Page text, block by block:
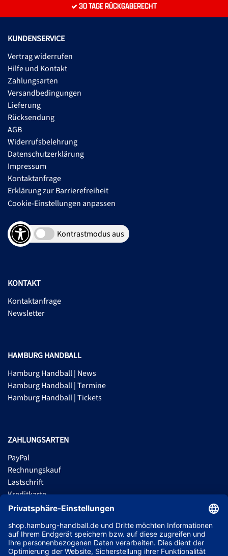
30 TAGE RÜCKGABERECHT
KUNDENSERVICE
Vertrag widerrufen
Hilfe und Kontakt
Zahlungsarten
Versandbedingungen
Lieferung
Rücksendung
AGB
Widerrufsbelehrung
Datenschutzerklärung
Impressum
Kontaktanfrage
Erklärung zur Barrierefreiheit
Cookie-Einstellungen anpassen
Kontrastmodus aus
KONTAKT
Kontaktanfrage
Newsletter
HAMBURG HANDBALL
Hamburg Handball | News
Hamburg Handball | Termine
Hamburg Handball | Tickets
ZAHLUNGSARTEN
PayPal
Rechnungskauf
Lastschrift
Kreditkarte
Apple Pay
ABONNIERE JETZT DEN KOSTENLOSEN HSVH FANSHOP NEWSLETTER